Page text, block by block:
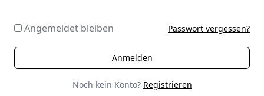
Angemeldet bleiben Passwort vergessen?
Noch kein Konto? Registrieren